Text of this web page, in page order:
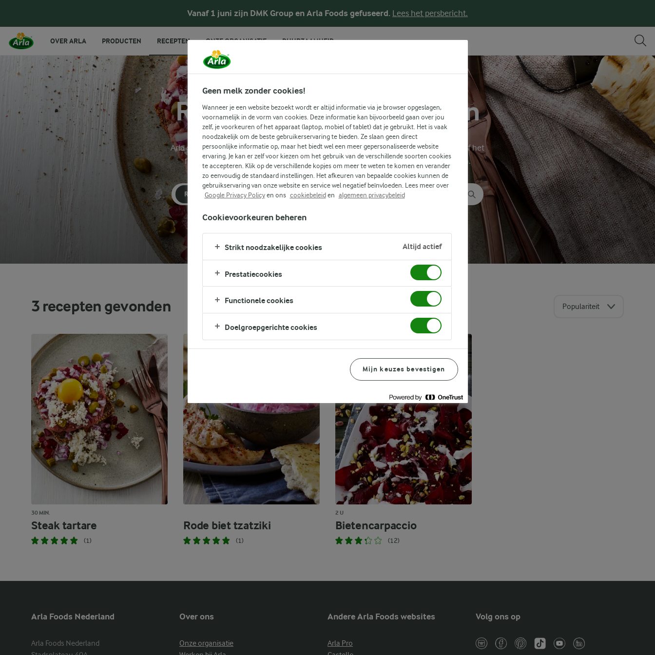
Vanaf 1 juni zijn DMK Group en Arla Foods gefuseerd. Lees het persbericht.
OVER ARLA PRODUCTEN RECEPTEN ONZE ORGANISATIE DUURZAAMHEID
Rode biet + Voorgerechten
Arla geeft je recepten voor alle gelegenheden! Gebruik onderstaande zoekfunctie of het
filtermenu om gemakkelijk recepten met jouw favoriete ingrediënten te vinden.
RODE BIET VOORGERECHTEN
Zoek categorie
3 recepten gevonden Populariteit
30 MIN.
Steak tartare
(1)
Rode biet tzatziki
(1)
2 U
Bietencarpaccio
(12)
Arla Foods Nederland
Arla Foods Nederland
Over ons
Onze organisatie
Andere Arla Foods websites
Arla Pro
Volg ons op
Geen melk zonder cookies!
Wanneer je een website bezoekt wordt er altijd informatie via je browser opgeslagen,
voornamelijk in de vorm van cookies. Deze informatie kan bijvoorbeeld gaan over jou
zelf, je voorkeuren of het apparaat (laptop, mobiel of tablet) dat je gebruikt. Het is vaak
noodzakelijk om de beste gebruikerservaring te bieden. Ze slaan geen direct
persoonlijke informatie op, maar het biedt wel een meer gepersonaliseerde website
ervaring. Je kan er zelf voor kiezen om het gebruik van de verschillende soorten cookies
te accepteren. Klik op de verschillende kopjes om meer te weten te komen en verander
zo eenvoudig de standaard instellingen. Het afkeuren van bepaalde cookies kunnen de
gebruikservaring van onze website en service wel negatief beïnvloeden. Lees meer over
Google Privacy Policyen ons cookiebeleiden algemeen privacybeleid
Cookievoorkeuren beheren
Strikt noodzakelijke cookies Altijd actief
Prestatiecookies
Functionele cookies
Doelgroepgerichte cookies
Mijn keuzes bevestigen